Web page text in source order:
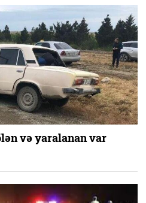
və yaralanan var